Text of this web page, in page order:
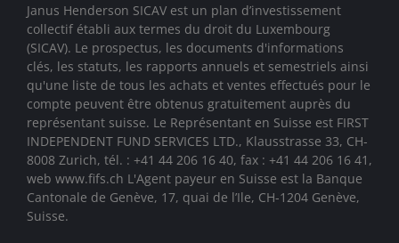
Janus Henderson SICAV est un plan d’investissement
collectif établi aux termes du droit du Luxembourg
(SICAV). Le prospectus, les documents d'informations
clés, les statuts, les rapports annuels et semestriels ainsi
qu'une liste de tous les achats et ventes effectués pour le
compte peuvent être obtenus gratuitement auprès du
représentant suisse. Le Représentant en Suisse est FIRST
INDEPENDENT FUND SERVICES LTD., Klausstrasse 33, CH-
8008 Zurich, tél. : +41 44 206 16 40, fax : +41 44 206 16 41,
web www.fifs.ch L'Agent payeur en Suisse est la Banque
Cantonale de Genève, 17, quai de l’Ile, CH-1204 Genève,
Suisse.